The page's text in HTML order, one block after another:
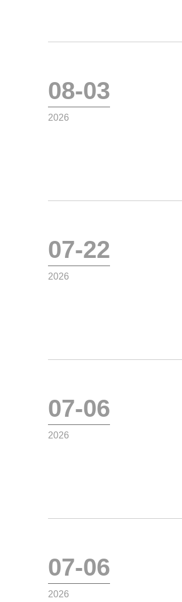
08-03
2026
07-22
2026
07-06
2026
07-06
2026